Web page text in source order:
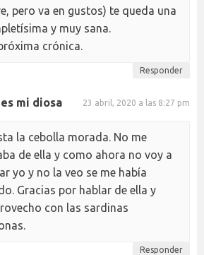
pero va en gustos) te queda una
y muy sana.
crónica.
Responder
mi diosa 23 abril, 2020 a las 8:27 pm
la cebolla morada. No me
de ella y como ahora no voy a
yo y no la veo se me había
Gracias por hablar de ella y
con las sardinas
Responder